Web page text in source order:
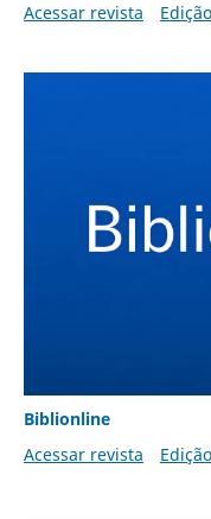
Acessar revista
Biblionline
Acessar revista